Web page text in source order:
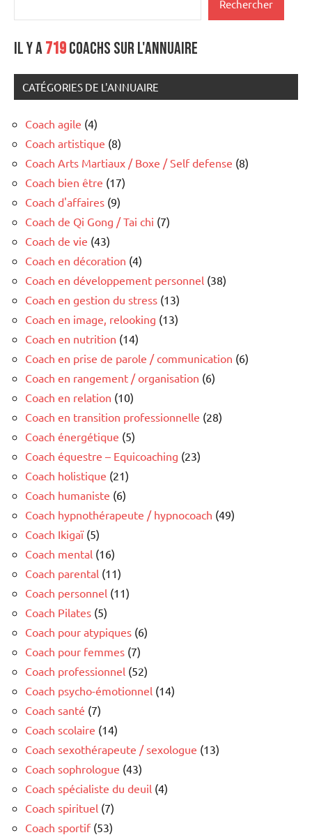
Rechercher
Il y a719coachs sur l'annuaire
CATÉGORIES DE L'ANNUAIRE
Coach agile (4)
Coach artistique (8)
Coach Arts Martiaux / Boxe / Self defense (8)
Coach bien être (17)
Coach d'affaires (9)
Coach de Qi Gong / Tai chi (7)
Coach de vie (43)
Coach en décoration (4)
Coach en développement personnel (38)
Coach en gestion du stress (13)
Coach en image, relooking (13)
Coach en nutrition (14)
Coach en prise de parole / communication (6)
Coach en rangement / organisation (6)
Coach en relation (10)
Coach en transition professionnelle (28)
Coach énergétique (5)
Coach équestre – Equicoaching (23)
Coach holistique (21)
Coach humaniste (6)
Coach hypnothérapeute / hypnocoach (49)
Coach Ikigaï(5)
Coach mental (16)
Coach parental (11)
Coach personnel (11)
Coach Pilates (5)
Coach pour atypiques (6)
Coach pour femmes (7)
Coach professionnel (52)
Coach psycho-émotionnel (14)
Coach santé (7)
Coach scolaire (14)
Coach sexothérapeute / sexologue (13)
Coach sophrologue (43)
Coach spécialiste du deuil (4)
Coach spirituel (7)
Coach sportif(53)